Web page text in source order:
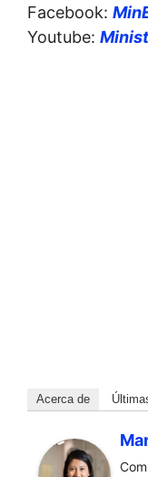
Facebook:
Youtube:
Acerca de